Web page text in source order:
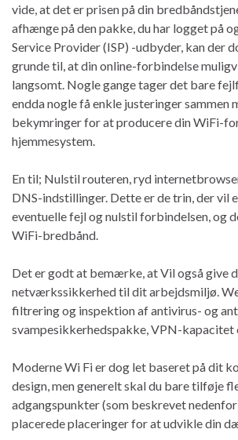
vide, at det er prisen på din
afhænge på den pakke, du har logget på
Service Provider (ISP) -udbyder, kan der
grunde til, at din online-forbindelse
langsomt. Nogle gange tager det bare
endda nogle få enkle justeringer sammen
bekymringer for at producere din WiFi-
hjemmesystem.
En til; Nulstil routeren, ryd
DNS-indstillinger. Dette er de trin, der vil
eventuelle fejl og nulstil forbindelsen, og
WiFi-bredbånd.
Det er godt at bemærke, at Vil også give
netværkssikkerhed til dit arbejdsmiljø.
filtrering og inspektion af antivirus- og
svampesikkerhedspakke, VPN-kapacitet
Moderne Wi Fi er dog let baseret på dit
design, men generelt skal du bare tilføje
adgangspunkter (som beskrevet
placerede placeringer for at udvikle din